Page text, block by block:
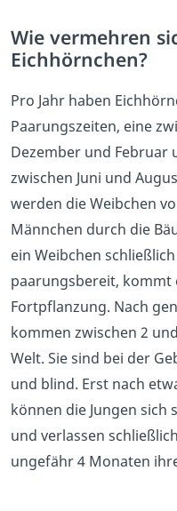
Wie vermehren
Eichhörnchen?
Pro Jahr haben
Paarungszeiten, eine
Dezember und Februar
zwischen Juni und
werden die Weibchen
Männchen durch die
ein Weibchen schließlich
paarungsbereit, kommt
Fortpflanzung. Nach
kommen zwischen 2
Welt. Sie sind bei der
und blind. Erst nach
können die Jungen sich
und verlassen
ungefähr 4 Monaten